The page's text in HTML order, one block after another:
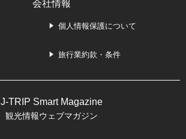
会社情報
個人情報保護について
旅行業約款・条件
J-TRIP Smart Magazine
観光情報ウェブマガジン